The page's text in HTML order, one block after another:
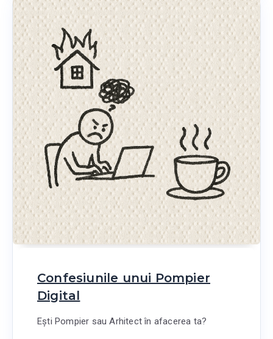
Confesiunile unui Pompier
Digital
Ești Pompier sau Arhitect în afacerea ta?